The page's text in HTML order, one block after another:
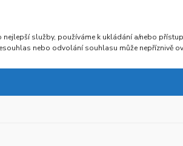
služby, používáme k ukládání a/nebo
nebo odvolání souhlasu může nepříznivě